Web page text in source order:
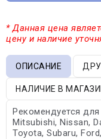
* Данная цена
цену и наличие
ОПИСАНИЕ
НАЛИЧИЕ В
Рекомендуется
Mitsubishi, Nissan,
Toyota, Subaru,